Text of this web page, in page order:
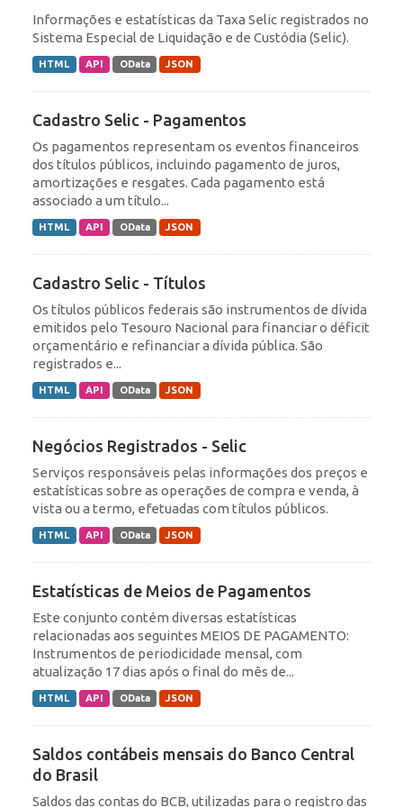
Informações e estatísticas da Taxa Selic registrados no
Sistema Especial de Liquidação e de Custódia (Selic).
HTML API OData JSON
Cadastro Selic - Pagamentos
Os pagamentos representam os eventos financeiros
dos títulos públicos, incluindo pagamento de juros,
amortizações e resgates. Cada pagamento está
associado a um título...
HTML API OData JSON
Cadastro Selic - Títulos
Os títulos públicos federais são instrumentos de dívida
emitidos pelo Tesouro Nacional para financiar o déficit
orçamentário e refinanciar a dívida pública. São
registrados e...
HTML API OData JSON
Negócios Registrados - Selic
Serviços responsáveis pelas informações dos preços e
estatísticas sobre as operações de compra e venda, à
vista ou a termo, efetuadas com títulos públicos.
HTML API OData JSON
Estatísticas de Meios de Pagamentos
Este conjunto contém diversas estatísticas
relacionadas aos seguintes MEIOS DE PAGAMENTO:
Instrumentos de periodicidade mensal, com
atualização 17 dias após o final do mês de...
HTML API OData JSON
Saldos contábeis mensais do Banco Central
do Brasil
Saldos das contas do BCB, utilizadas para o registro das